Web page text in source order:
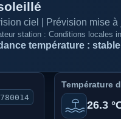
ciel | Prévision mise
station : Conditions locales
température : stable
Température
26.3